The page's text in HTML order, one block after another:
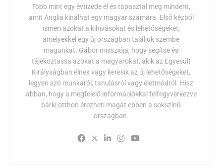
Több mint egy évtizede él és tapasztal meg mindent,
amit Anglia kínálhat egy magyar számára. Első kézből
ismeri azokat a kihívásokat és lehetőségeket,
amelyekkel egy új országban találjuk szembe
magunkat. Gábor missziója, hogy segítse és
tájékoztassa azokat a magyarokat, akik az Egyesült
Királyságban élnek vagy keresik az új lehetőségeket,
legyen szó munkáról, tanulásról vagy életmódról. Hisz
abban, hogy a megfelelő információkkal felfegyverkezve
bárki otthon érezheti magát ebben a sokszínű
országban.